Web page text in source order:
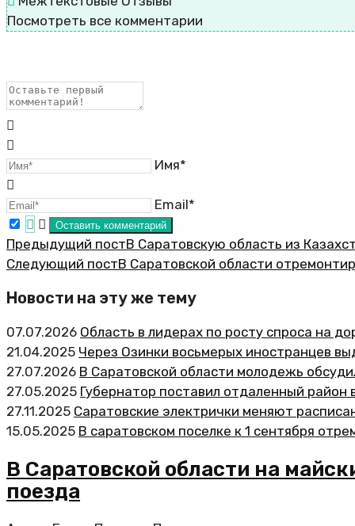
Посмотреть все комментарии
Имя*
Email*
Предыдущий постВ Саратовскую область из
Следующий постВ Саратовской области
Новости на эту же тему
07.07.2026 Область в лидерах по росту спроса на
21.04.2025 Через Озинки восьмерых иностранцев
27.07.2026 В Саратовской области молодежь
27.05.2025 Губернатор поставил отдаленный район
27.11.2025 Саратовские электрички меняют
15.05.2025 В саратовском поселке к 1 сентября
В Саратовской области на
поезда